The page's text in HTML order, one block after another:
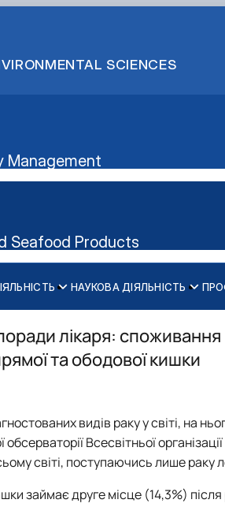
SCIENCES
Management
Seafood Products
НАУКОВА ДІЯЛЬНІСТЬ
м'яса"лікаря: споживання
та ободової кишки
видів раку у світі, на
Всесвітньої
світі, поступаючись лише раку
займає друге місце (14,3%)